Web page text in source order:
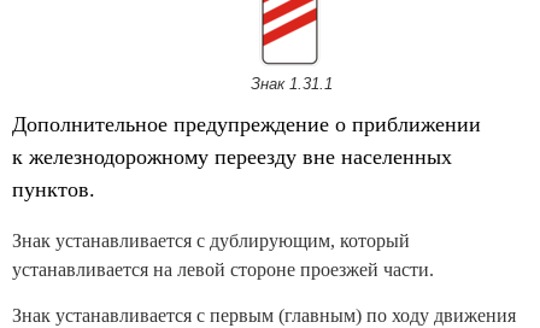
Знак 1.31.1
Дополнительное предупреждение о приближении
к железнодорожному переезду вне населенных
пунктов.
Знак устанавливается с дублирующим, который
устанавливается на левой стороне проезжей части.
Знак устанавливается с первым (главным) по ходу движения